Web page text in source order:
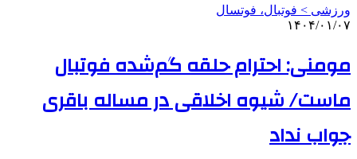
ورزشی > فوتبال، فوتسال
۱۴۰۴/۰۱/۰۷
مومنی: احترام حلقه گم‌شده فوتبال
ماست/ شیوه اخلاقی در مساله باقری
جواب نداد